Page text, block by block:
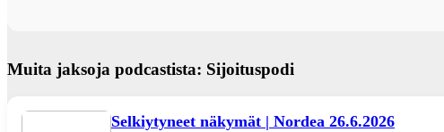
Muita jaksoja podcastista: Sijoituspodi
Selkiytyneet näkymät | Nordea 26.6.2026